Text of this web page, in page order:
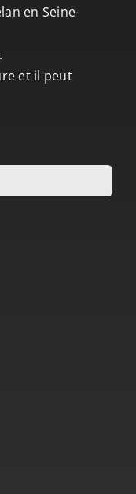
en Seine-
et il peut